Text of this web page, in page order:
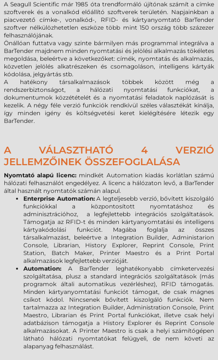
A Seagull Scientific már 1985 óta trendformáló újítónak számít a címke
szoftverek és a vonalkód előállító szoftverek területén. Napjainkban a
piacvezető címke-, vonalkód-, RFID- és kártyanyomtató BarTender
szoftver nélkülözhetetlen eszköze több mint 150 ország több százezer
felhasználójának.
Önállóan futtatva vagy szinte bármilyen más programmal integrálva a
BarTender majdnem minden nyomtatási és jelölési alkalmazás tökéletes
megoldása, beleértve a következőket: címék, nyomtatás és alkalmazás,
közvetlen jelölés alkatrészeken és csomagoláson, intelligens kártyák
kódolása, jelgyártás stb.
A hatékony társalkalmazások többek között még a
rendszerbiztonságot, a hálózati nyomtatási funkciókat, a
dokumentumok közzétételét és a nyomtatási feladatok naplózását is
kezelik. A négy féle verzió funkciók rendkívül széles választékát kínálja,
így minden igény és költségvetési keret kielégítésére létezik egy
BarTender.
A VÁLASZTHATÓ 4 VERZIÓ
JELLEMZŐINEK ÖSSZEFOGLALÁSA
Nyomtató alapú licenc:mindkét Automation kiadás korlátlan számú
hálózati felhasználót engedélyez. A licenc a hálózaton levő, a BarTender
által használt nyomtatók számán alapul.
Enterprise Automation:A legteljesebb verzió, bővített kiszolgáló
funkciókkal a központosított nyomtatáshoz és
adminisztrációhoz, a legfejlettebb integrációs szolgáltatások.
Támogatja az RFID-t és minden kártyanyomtatási és intelligens
kártyakódolási funkciót. Magába foglalja az összes
társalkalmazást, beleértve a Integration Builder, Administarion
Console, Librarian, History Explorer, Reprint Console, Print
Station, Batch Maker, Printer Maestro és a Print Portal
alkalmazások legfejlettebb verzióját.
Automation: A BarTender leghatékonyabb címketervezési
szolgáltatása, plusz a standard integrációs szolgáltatások (más
programok általi automatikus vezérléshez), RFID támogatás.
Minden kártyanyomtatási funkciót támogat, de csak mágnes
csíkot kódol. Nincsenek bővített kiszolgáló funkciók. Nem
tartalmazza az Integration Builder, Administration Console, Print
Maestro, Librarian és Print Portal funkciókat, illetve csak helyi
adatbázison támogatja a History Explorer és Reprint Console
alkalmazásokat. A Printer Maestro is csak a helyi számítógépen
látható hálózati nyomtatókat felügyeli, de nem követi az
alapanyag felhasználást.